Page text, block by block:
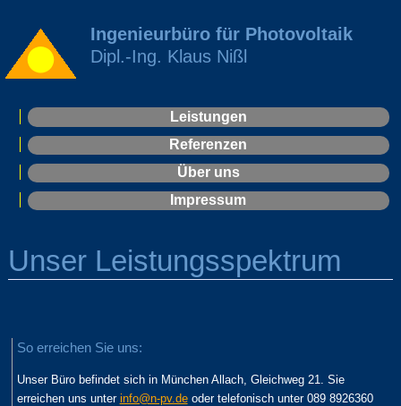
Ingenieurbüro für Photovoltaik
Dipl.-Ing. Klaus Nißl
Leistungen
Referenzen
Über uns
Impressum
Unser Leistungsspektrum
So erreichen Sie uns:
Unser Büro befindet sich in München Allach, Gleichweg 21. Sie
erreichen uns unter info@n-pv.deoder telefonisch unter 089 8926360